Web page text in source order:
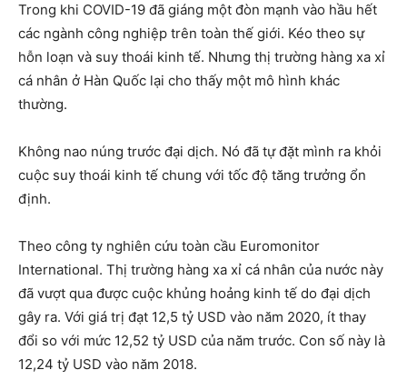
Trong khi COVID-19 đã giáng một đòn mạnh vào hầu hết
các ngành công nghiệp trên toàn thế giới. Kéo theo sự
hỗn loạn và suy thoái kinh tế. Nhưng thị trường hàng xa xỉ
cá nhân ở Hàn Quốc lại cho thấy một mô hình khác
thường.
Không nao núng trước đại dịch. Nó đã tự đặt mình ra khỏi
cuộc suy thoái kinh tế chung với tốc độ tăng trưởng ổn
định.
Theo công ty nghiên cứu toàn cầu Euromonitor
International. Thị trường hàng xa xỉ cá nhân của nước này
đã vượt qua được cuộc khủng hoảng kinh tế do đại dịch
gây ra. Với giá trị đạt 12,5 tỷ USD vào năm 2020, ít thay
đổi so với mức 12,52 tỷ USD của năm trước. Con số này là
12,24 tỷ USD vào năm 2018.